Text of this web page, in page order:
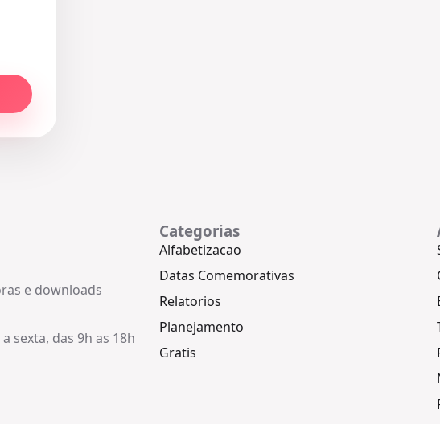
e downloads
sexta, das 9h as 18h
Categorias
Alfabetizacao
Datas Comemorativas
Relatorios
Planejamento
Gratis